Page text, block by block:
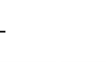
いいと思
な印象を
だいた物